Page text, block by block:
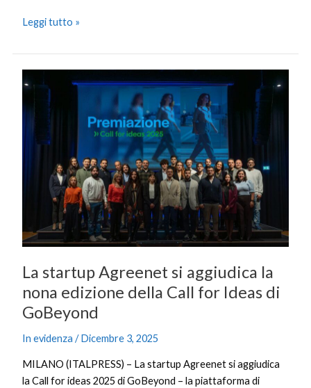
Leggi tutto »
La startup Agreenet si aggiudica la
nona edizione della Call for Ideas di
GoBeyond
In evidenza /Dicembre 3, 2025
MILANO (ITALPRESS) – La startup Agreenet si aggiudica
la Call for ideas 2025 di GoBeyond – la piattaforma di
La
startup
Agreenet
aggiudica
la
edizione
for
di
GoBeyond